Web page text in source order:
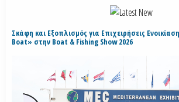
Σκάφη και Εξοπλισμός για Επιχειρήσεις
Boat» στην Boat & Fishing Show 2026